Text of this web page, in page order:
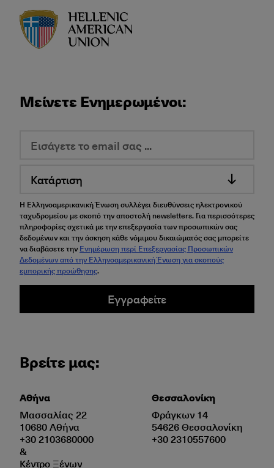
Μείνετε Ενημερωμένοι:
Κατάρτιση
Η Ελληνοαμερικανική Ένωση συλλέγει διευθύνσεις ηλεκτρονικού
ταχυδρομείου με σκοπό την αποστολή newsletters. Για περισσότερες
πληροφορίες σχετικά με την επεξεργασία των προσωπικών σας
δεδομένων και την άσκηση κάθε νόμιμου δικαιώματός σας μπορείτε
να διαβάσετε την Ενημέρωση περί Επεξεργασίας Προσωπικών
Δεδομένων από την Ελληνοαμερικανική Ένωση για σκοπούς
εμπορικής προώθησης.
Εγγραφείτε
Βρείτε μας:
Αθήνα
Μασσαλίας 22
10680 Αθήνα
+30 2103680000
&
Κέντρο Ξένων
Θεσσαλονίκη
Φράγκων 14
54626 Θεσσαλονίκη
+30 2310557600